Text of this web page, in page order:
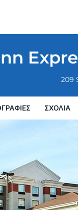
209
ΣΧΌΛΙΑ
& Suites Lawton-